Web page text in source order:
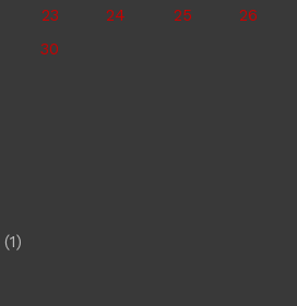
23 24 25
26
30
(1)